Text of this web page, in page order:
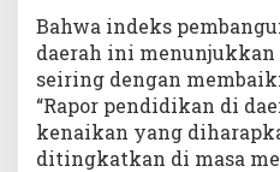
Bahwa indeks
daerah ini
seiring dengan
“Rapor pendidikan di
kenaikan yang
ditingkatkan di masa